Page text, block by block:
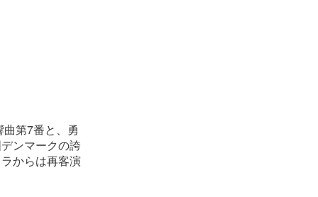
第7番と、勇
ンマークの誇
からは再客演